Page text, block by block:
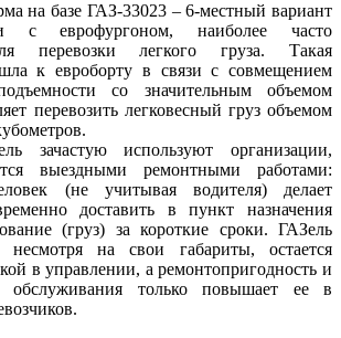
на базе ГАЗ-33023 – 6-местный вариант
с еврофургоном, наиболее часто
перевозки легкого груза. Такая
к евроборту в связи с совмещением
со значительным объемом
перевозить легковесный груз объемом
зачастую используют организации,
выездными ремонтными работами:
(не учитывая водителя) делает
доставить в пункт назначения
(груз) за короткие сроки. ГАЗель
на свои габариты, остается
в управлении, а ремонтопригодность и
обслуживания только повышает ее в